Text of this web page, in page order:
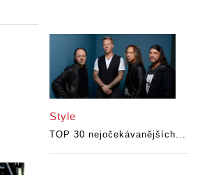
Style
TOP 30 nejočekávanějších...